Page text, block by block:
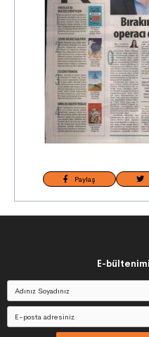
Paylaş
E-